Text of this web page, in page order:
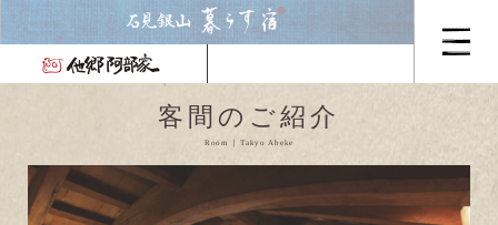
客間のご紹介
Room Takyo Abeke